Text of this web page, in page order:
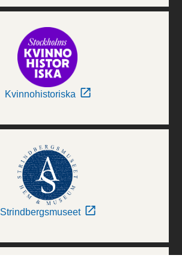
Kvinnohistoriska
Strindbergsmuseet